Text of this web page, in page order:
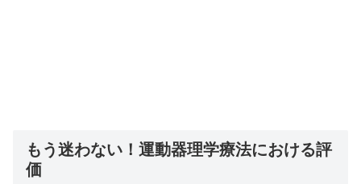
もう迷わない！運動器理学療法における評
価